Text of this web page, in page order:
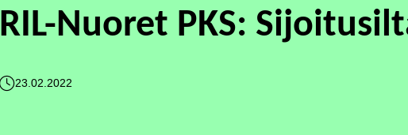
RIL-Nuoret PKS:
23.02.2022